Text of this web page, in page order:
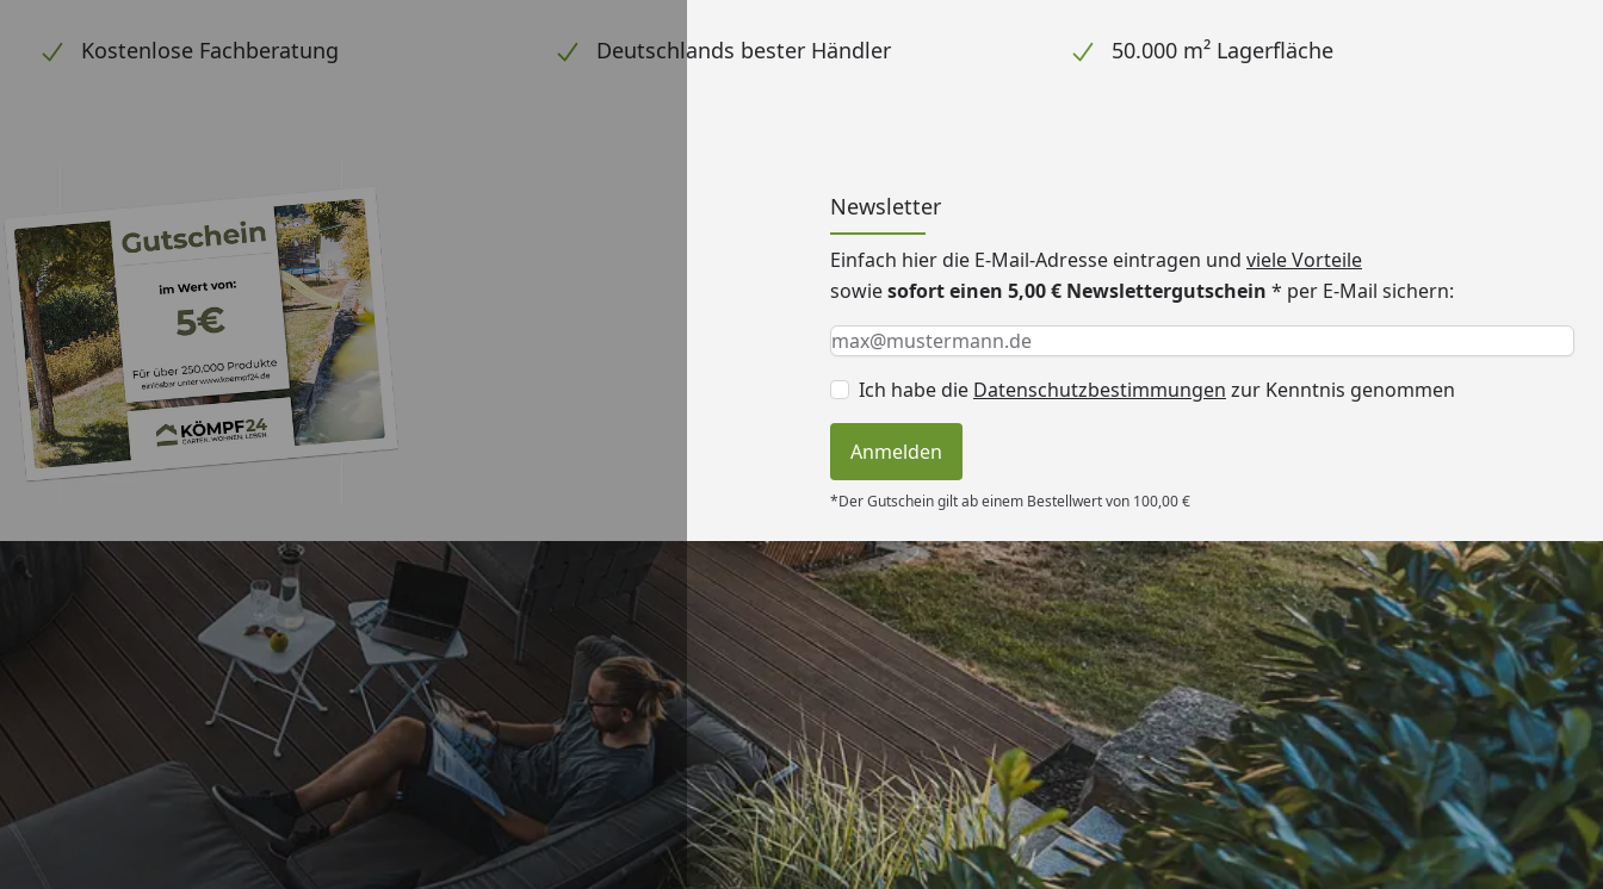
Kostenlose Fachberatung Deutschlands bester Händler 50.000 m² Lagerfläche
Newsletter
Einfach hier die E-Mail-Adresse eintragen und viele Vorteile
sowiesofort einen 5,00 € Newslettergutschein * per E-Mail sichern:
Keine Eingabe erforderlich
Eingabe erforderlich
E-Mail *
Ich habe die Datenschutzbestimmungen zur Kenntnis genommen
Anmelden
*Der Gutschein gilt ab einem Bestellwert von 100,00 €
Trusted Shops
4,50/ 5
Sehr gut
„Einfache Bestellung, Skonto
Möglichkeit, Lieferung
einwandfrei“
24.03.2026
Versand
Akzeptierte Zahlungsarten